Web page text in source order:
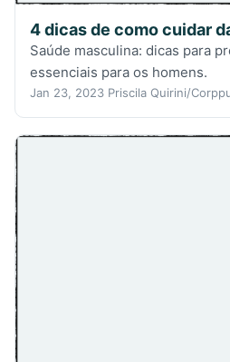
4 dicas de como cuidar
Saúde masculina: dicas para
essenciais para os homens.
Jan 23, 2023 Priscila Quirini/